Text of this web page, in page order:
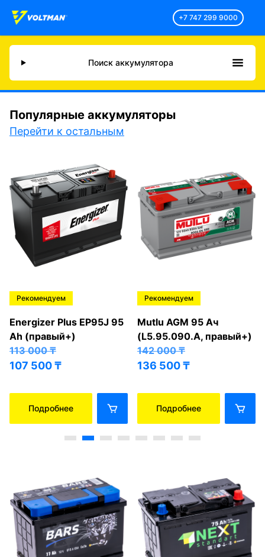
+7 747 299 9000
Поиск аккумулятора
Популярные аккумуляторы
Перейти к остальным
Рекомендуем
Energizer Plus EP95J 95
Ah (правый+)
113 000₸
107 500₸
Подробнее
Рекомендуем
Mutlu AGM 95 Ач
(L5.95.090.A, правый+)
142 000₸
136 500₸
Подробнее